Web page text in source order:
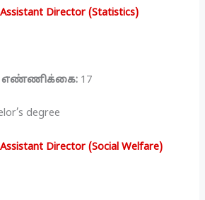
Director (Statistics)
எண்ணிக்கை: 17
degree
Director (Social Welfare)